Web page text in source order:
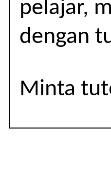
pelajar,
dengan
Minta